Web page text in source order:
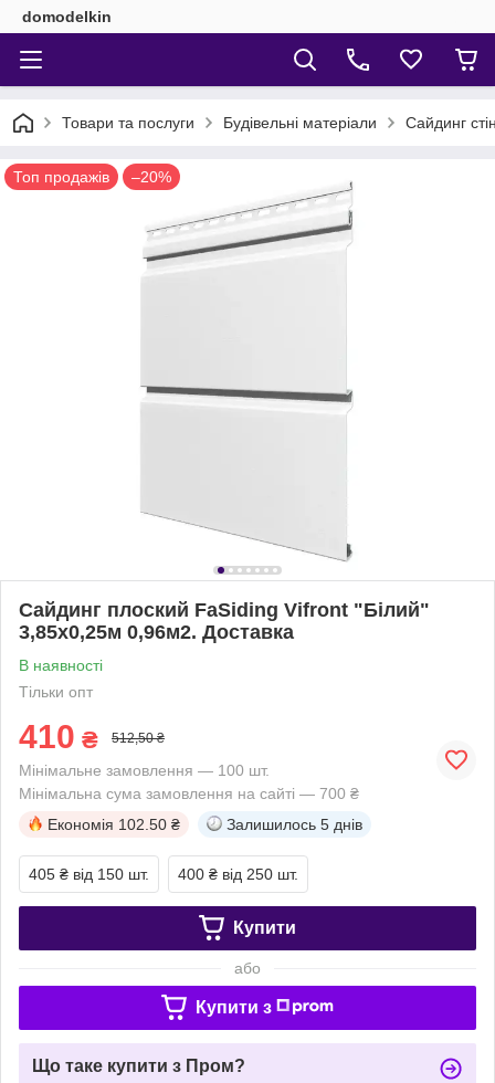
domodelkin
Товари та послуги Будівельні матеріали Сайдинг
Топ продажів –20%
Сайдинг плоский FaSiding Vifront "Білий"
3,85x0,25м 0,96м2. Доставка
В наявності
Тільки опт
410 ₴ 512,50 ₴
Мінімальне замовлення — 100 шт.
Мінімальна сума замовлення на сайті — 700 ₴
Економія 102.50 ₴ Залишилось 5 днів
405 ₴ від 150 шт. 400 ₴ від 250 шт.
Купити
або
Купити з
Що таке купити з Пром?